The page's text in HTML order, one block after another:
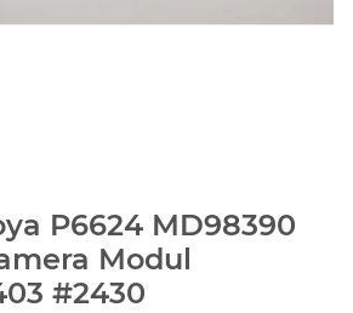
P6624 MD98390
Modul
#2430